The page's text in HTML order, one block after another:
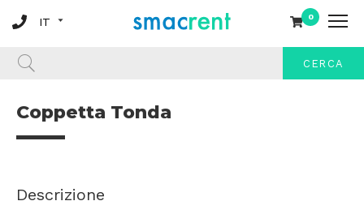
0
CERCA
Coppetta Tonda
Descrizione